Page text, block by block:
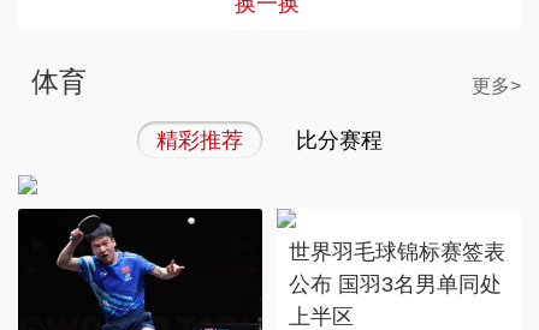
体育 更多>
精彩推荐 比分赛程
陈幸同3-0战胜帕瓦德 晋
级WTT横滨冠军赛女单8
世界羽毛球锦标赛签表
公布 国羽3名男单同处
上半区